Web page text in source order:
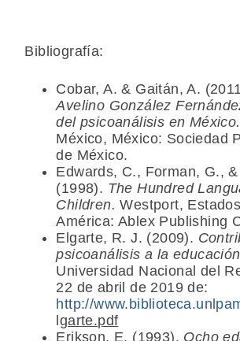
Bibliografía:
Cobar, A. & Gaitán, A.
Avelino González
del psicoanálisis en México.
México, México: Sociedad
de México.
Edwards, C., Forman, G.,
(1998). The Hundred
Children.Westport,
América: Ablex Publishing
Elgarte, R. J. (2009).
psicoanálisis a la
Universidad Nacional del
22 de abril de 2019 de:
http://
lgarte.pdf
Erikson, E. (1993). Ocho